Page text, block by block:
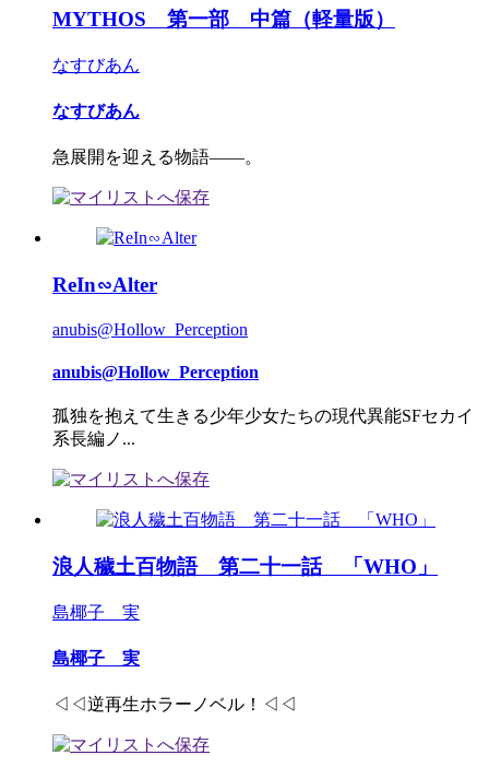
MYTHOS 第一部 中篇（軽量版）
なすびあん
なすびあん
急展開を迎える物語――。
ReIn∽Alter
anubis@Hollow_Perception
anubis@Hollow_Perception
孤独を抱えて生きる少年少女たちの現代異能SFセカイ
系長編ノ...
浪人穢土百物語 第二十一話 「WHO」
島椰子 実
島椰子 実
◁◁逆再生ホラーノベル！◁◁